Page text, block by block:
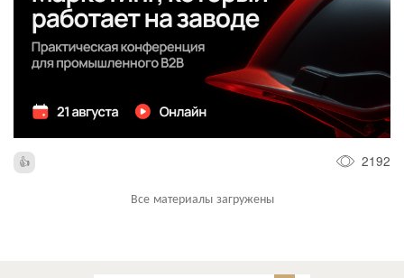
2192
Все материалы загружены